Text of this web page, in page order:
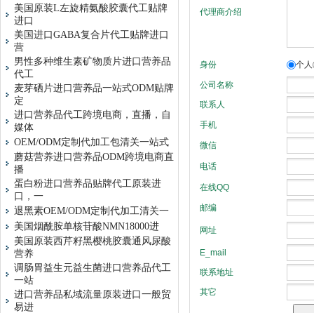
美国原装L左旋精氨酸胶囊代工贴牌
进口
美国进口GABA复合片代工贴牌进口
营
男性多种维生素矿物质片进口营养品
代工
麦芽硒片进口营养品一站式ODM贴牌
定
进口营养品代工跨境电商，直播，自
媒体
OEM/ODM定制代加工包清关一站式
蘑菇营养进口营养品ODM跨境电商直
播
蛋白粉进口营养品贴牌代工原装进
口，一
退黑素OEM/ODM定制代加工清关一
美国烟酰胺单核苷酸NMN18000进
美国原装西芹籽黑樱桃胶囊通风尿酸
营养
调肠胃益生元益生菌进口营养品代工
一站
进口营养品私域流量原装进口一般贸
易进